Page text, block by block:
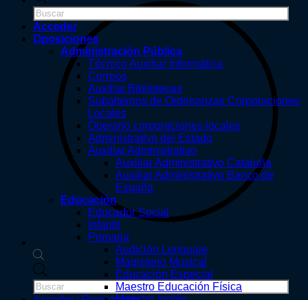
de
productos
de
productos
Acceder
Oposiciones
Administración Pública
Técnico Auxiliar Informática
Correos
Auxiliar Bibliotecas
Subalternos de Ordenanzas Corporaciones
Locales
Operario corporaciones locales
Administrativo del Estado
Auxiliar Administrativo
Auxiliar Administrativo Cataluña
Auxiliar Administrativo Banco de
España
Educación
Educador Social
Infantil
Primaria
Audición Lenguaje
Magisterio Musical
Educación Especial
Maestro Educación Física